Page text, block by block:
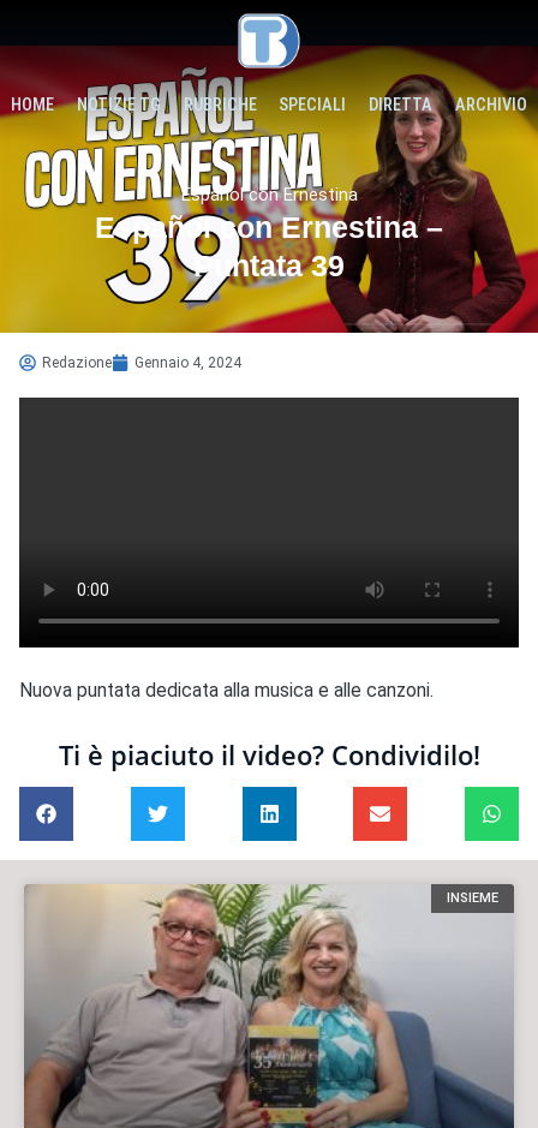
HOME NOTIZIE TG RUBRICHE SPECIALI DIRETTA ARCHIVIO
Español con Ernestina
Español con Ernestina –
Puntata 39
Redazione Gennaio 4, 2024
Nuova puntata dedicata alla musica e alle canzoni.
Ti è piaciuto il video? Condividilo!
INSIEME